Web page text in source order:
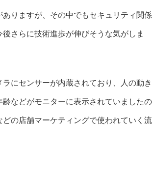
りますが、その中でもセキュリティ関係
さらに技術進歩が伸びそうな気がしま
にセンサーが内蔵されており、人の動き
などがモニターに表示されていましたの
の店舗マーケティングで使われていく流